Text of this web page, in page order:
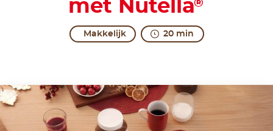
met Nutella®
Makkelijk 20 min